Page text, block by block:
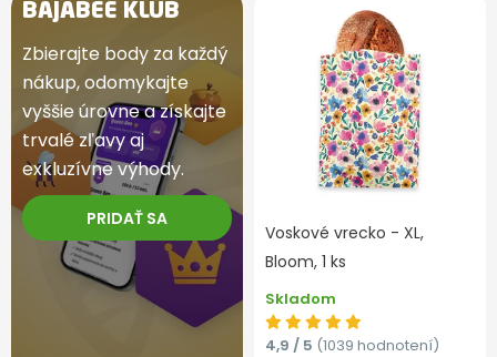
BAJABEE KLUB
Zbierajte body za každý
nákup, odomykajte
vyššie úrovne a získajte
trvalé zľavy aj
exkluzívne výhody.
PRIDAŤ SA
Voskové vrecko - XL,
Bloom, 1 ks
Skladom
4,9 / 5 (1039 hodnotení)